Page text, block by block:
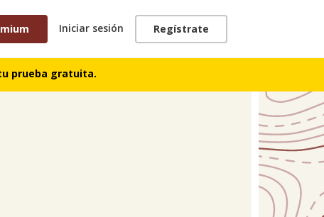
Iniciar sesión Regístrate
prueba gratuita.
TRACKS